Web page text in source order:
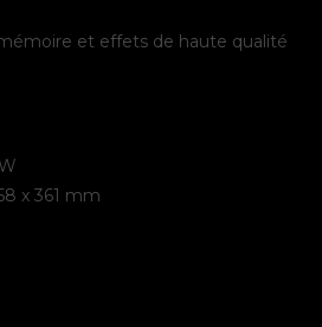
et effets de haute qualité
x 361 mm